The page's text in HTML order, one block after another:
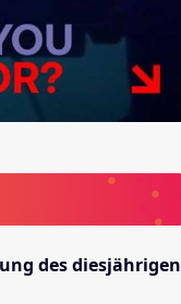
des diesjährigen